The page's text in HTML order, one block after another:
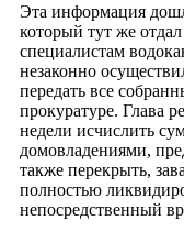
Эта информация
который тут же
специалистам
незаконно
передать все
прокуратуре. Глава
недели исчислить
домовладениями,
также перекрыть,
полностью
непосредственный